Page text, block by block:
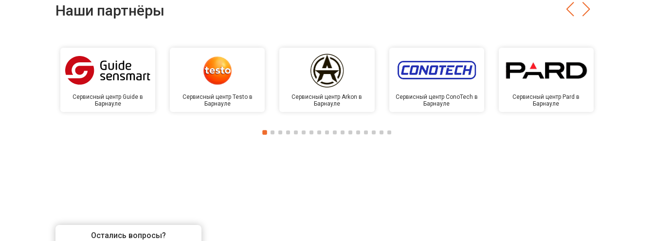
Наши партнёры
Сервисный центр Guide в
Барнауле
Сервисный центр Testo в
Барнауле
Сервисный центр Arkon в
Барнауле
Сервисный центр ConoTech в
Барнауле
Сервисный центр Pard в
Барнауле
Остались вопросы?